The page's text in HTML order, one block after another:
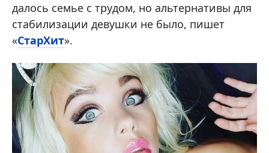
далось семье с трудом, но альтернативы для
стабилизации девушки не было, пишет
«СтарХит».